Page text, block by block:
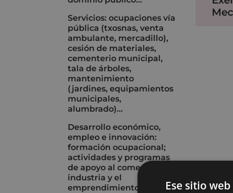
Servicios: ocupaciones vía
pública (txosnas, venta
ambulante, mercadillo),
cesión de materiales,
cementerio municipal,
tala de árboles,
mantenimiento
(jardines, equipamientos
municipales,
alumbrado)...
Desarrollo económico,
empleo e innovación:
formación ocupacional;
actividades y programas
de apoyo al comercio, la
industria y el
emprendimiento...
Ese sitio